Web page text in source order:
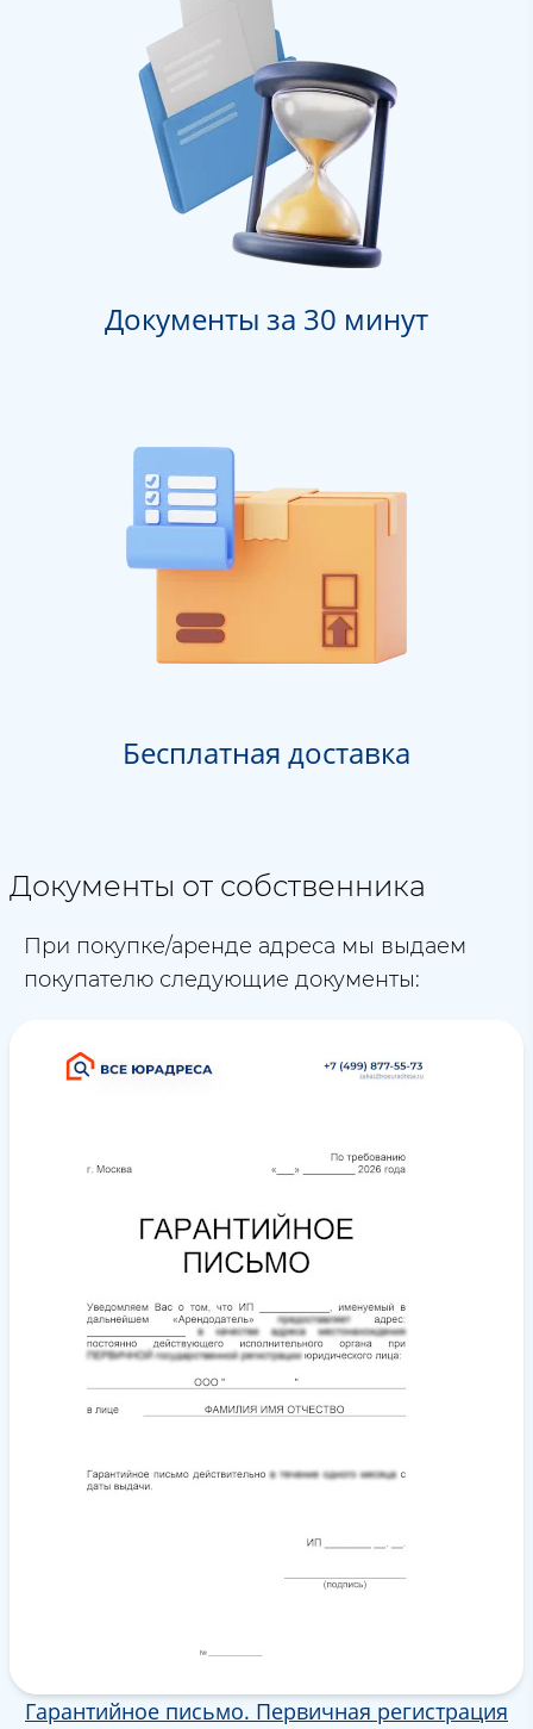
Документы за 30 минут
Бесплатная доставка
Документы от собственника
При покупке/аренде адреса мы выдаем
покупателю следующие документы:
Гарантийное письмо. Первичная регистрация